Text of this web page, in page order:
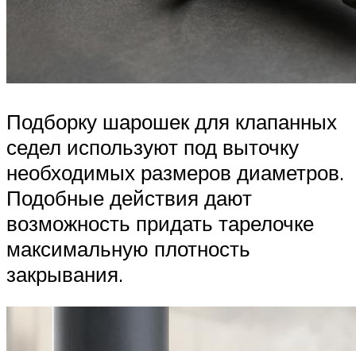
Подборку шарошек для клапанных
седел используют под выточку
необходимых размеров диаметров.
Подобные действия дают
возможность придать тарелочке
максимальную плотность
закрывания.